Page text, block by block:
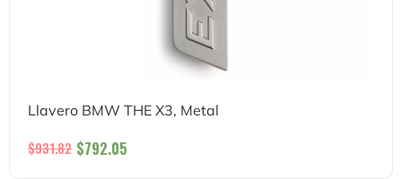
Llavero BMW THE X3, Metal
$931.82 $792.05